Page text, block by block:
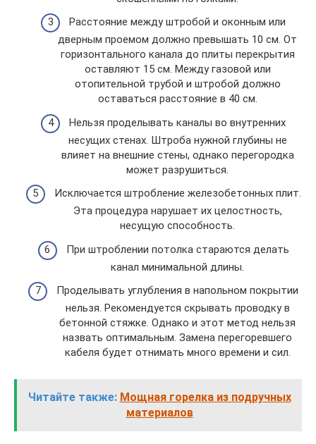
Расстояние между штробой и оконным или
дверным проемом должно превышать 10 см. От
горизонтального канала до плиты перекрытия
оставляют 15 см. Между газовой или
отопительной трубой и штробой должно
оставаться расстояние в 40 см.
Нельзя проделывать каналы во внутренних
несущих стенах. Штроба нужной глубины не
влияет на внешние стены, однако перегородка
может разрушиться.
Исключается штробление железобетонных плит.
Эта процедура нарушает их целостность,
несущую способность.
При штроблении потолка стараются делать
канал минимальной длины.
Проделывать углубления в напольном покрытии
нельзя. Рекомендуется скрывать проводку в
бетонной стяжке. Однако и этот метод нельзя
назвать оптимальным. Замена перегоревшего
кабеля будет отнимать много времени и сил.
Читайте также: Мощная горелка из подручных
материалов